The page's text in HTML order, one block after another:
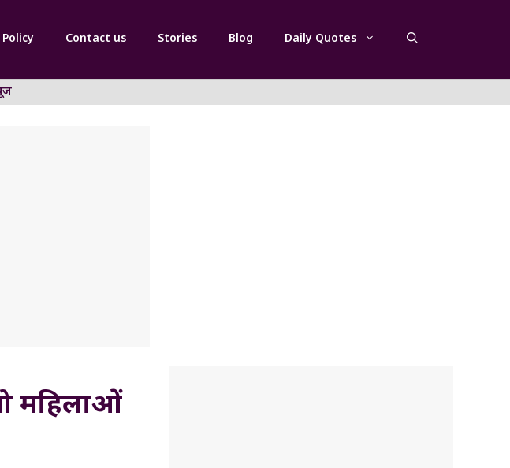
Contact us Stories Blog Daily Quotes
महिलाओं